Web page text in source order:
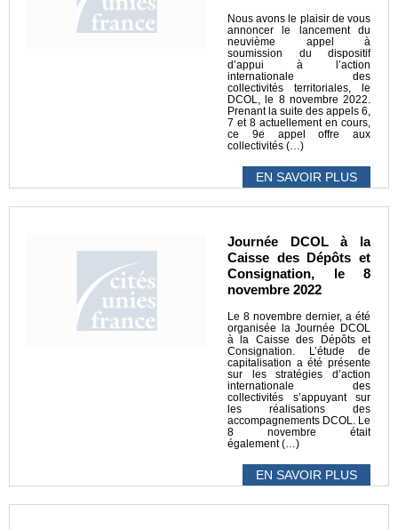
Nous avons le plaisir de vous
annoncer le lancement du
neuvième appel à
soumission du dispositif
d’appui à l’action
internationale des
collectivités territoriales, le
DCOL, le 8 novembre 2022.
Prenant la suite des appels 6,
7 et 8 actuellement en cours,
ce 9e appel offre aux
collectivités (…)
EN SAVOIR PLUS
Journée DCOL à la
Caisse des Dépôts et
Consignation, le 8
novembre 2022
Le 8 novembre dernier, a été
organisée la Journée DCOL
à la Caisse des Dépôts et
Consignation. L’étude de
capitalisation a été présente
sur les stratégies d’action
internationale des
collectivités s’appuyant sur
les réalisations des
accompagnements DCOL. Le
8 novembre était
également (…)
EN SAVOIR PLUS